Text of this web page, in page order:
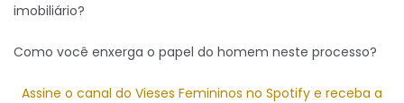
imobiliário?
Como você enxerga o papel do homem neste processo?
Assine o canal do Vieses Femininos no Spotify e receba a